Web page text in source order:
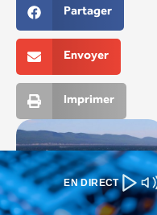
EN DIRECT